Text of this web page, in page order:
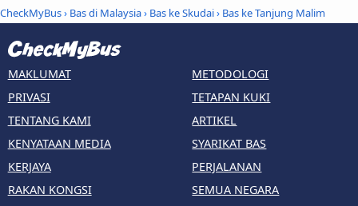
CheckMyBus› Bas di Malaysia› Bas ke Skudai› Bas ke Tanjung Malim
MAKLUMAT
PRIVASI
TENTANG KAMI
KENYATAAN MEDIA
KERJAYA
RAKAN KONGSI
METODOLOGI
TETAPAN KUKI
ARTIKEL
SYARIKAT BAS
PERJALANAN
SEMUA NEGARA